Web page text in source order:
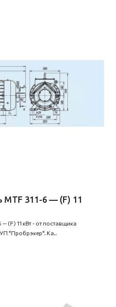
MTF 311-6 — (F) 11
(F) 11 кВт - от поставщика
"Пробрэкер". Ка..